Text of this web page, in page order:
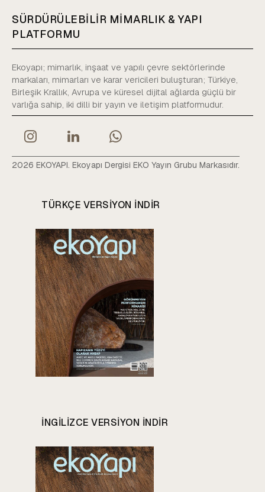
SÜRDÜRÜLEBİLİR MİMARLIK & YAPI
PLATFORMU
Ekoyapı; mimarlık, inşaat ve yapılı çevre sektörlerinde
markaları, mimarları ve karar vericileri buluşturan; Türkiye,
Birleşik Krallık, Avrupa ve küresel dijital ağlarda güçlü bir
varlığa sahip, iki dilli bir yayın ve iletişim platformudur.
2026 EKOYAPI. Ekoyapı Dergisi EKO Yayın Grubu Markasıdır.
TÜRKÇE VERSIYON INDIR
INGILIZCE VERSIYON INDIR